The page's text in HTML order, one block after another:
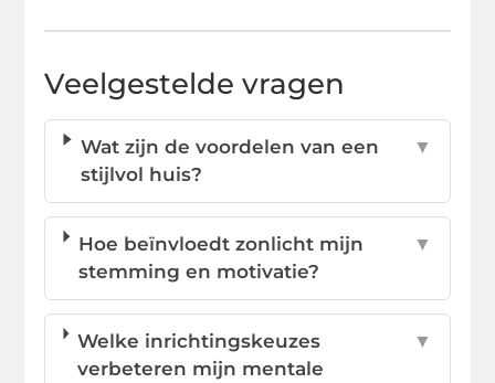
Veelgestelde vragen
Wat zijn de voordelen van een
stijlvol huis?
▼
Hoe beïnvloedt zonlicht mijn
stemming en motivatie?
▼
Welke inrichtingskeuzes
verbeteren mijn mentale
▼